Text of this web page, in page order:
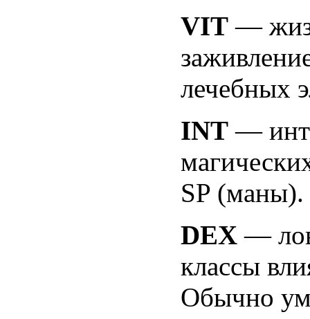
VIT —
лечебных
INT —
SP (маны).
DEX —
классы
Обычно